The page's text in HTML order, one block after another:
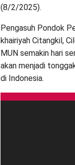
(8/2/2025).
Pengasuh Pondok
khairiyah Citangkil,
MUN semakin hari
akan menjadi
di Indonesia.